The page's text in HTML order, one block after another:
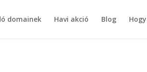
domainek Havi akció Blog